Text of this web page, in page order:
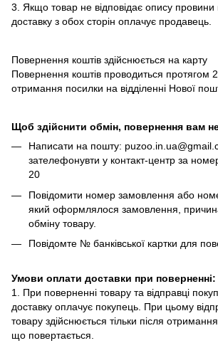
3. Якщо товар не відповідає опису
доставку з обох сторін оплачує продавець.
Повернення коштів здійснюється на карту
Повернення коштів проводиться протягом
отримання посилки на відділенні Нової
Щоб здійснити обмін, повернення вам
Написати на пошту:
зателефонувти у контакт-центр за
20
Повідомити номер замовлення або
який оформлялося замовлення,
обміну товару.
Повідомте № банківської картки для
Умови оплати доставки при поверненні:
1. При поверненні товару та відправці
доставку оплачує покупець. При цьому
товару здійснюється тільки після
що повертається.